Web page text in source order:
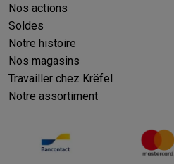
Nos actions
Soldes
Notre histoire
Nos magasins
Travailler chez Krëfel
Notre assortiment